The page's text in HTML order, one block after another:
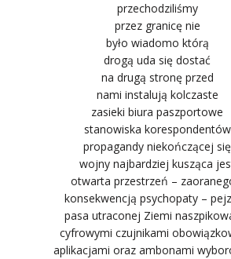
przechodziliśmy
przez granicę nie
było wiadomo którą
drogą uda się dostać
na drugą stronę przed
nami instalują kolczaste
zasieki biura paszportowe
stanowiska korespondentów
propagandy niekończącej się
wojny najbardziej kusząca
otwarta przestrzeń –
konsekwencją psychopaty –
pasa utraconej Ziemi
cyfrowymi czujnikami
aplikacjami oraz ambonami